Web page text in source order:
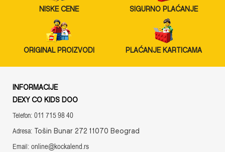
NISKE CENE SIGURNO PLAĆANJE
ORIGINAL PROIZVODI PLAĆANJE KARTICAMA
INFORMACIJE
DEXY CO KIDS DOO
Telefon: 011 715 98 40
Adresa: Tošin Bunar 272 11070 Beograd
Email: online@kockalend.rs